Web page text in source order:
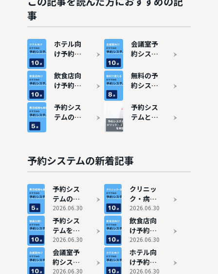
事
ホテル向
け予約シ
すすめ10
選
会議室予
約システ
め10選
飲食店向
け予約シ
すすめ10
選
無料の予
約システ
め8選！
予約管理
予約シス
テムの費
いおすす
め5選も
紹介
予約シス
テムと
を解説
予約システムの新着記事
予約シス
テムの費
用相場
は？料金
比較で安
いおすす
め5選も
紹介
2026.06.30
クリニッ
ク・病院
におすす
めの予約
システム
10選
2026.06.30
予約シス
テムを徹
底比較！
最新のお
すすめ10
選
2026.06.30
飲食店向
け予約シ
ステムお
すすめ10
選
2026.06.30
会議室予
約システ
ムおすす
2026.06.30
ホテル向
け予約シ
ステムお
2026.06.30